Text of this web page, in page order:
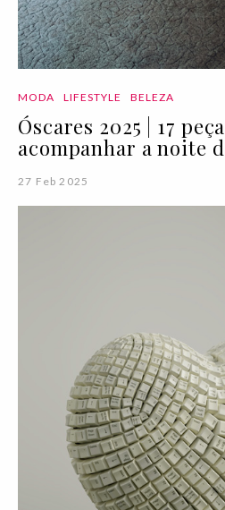
MODA LIFESTYLE BELEZA
Óscares 2025 | 17
acompanhar a noite
27 Feb 2025